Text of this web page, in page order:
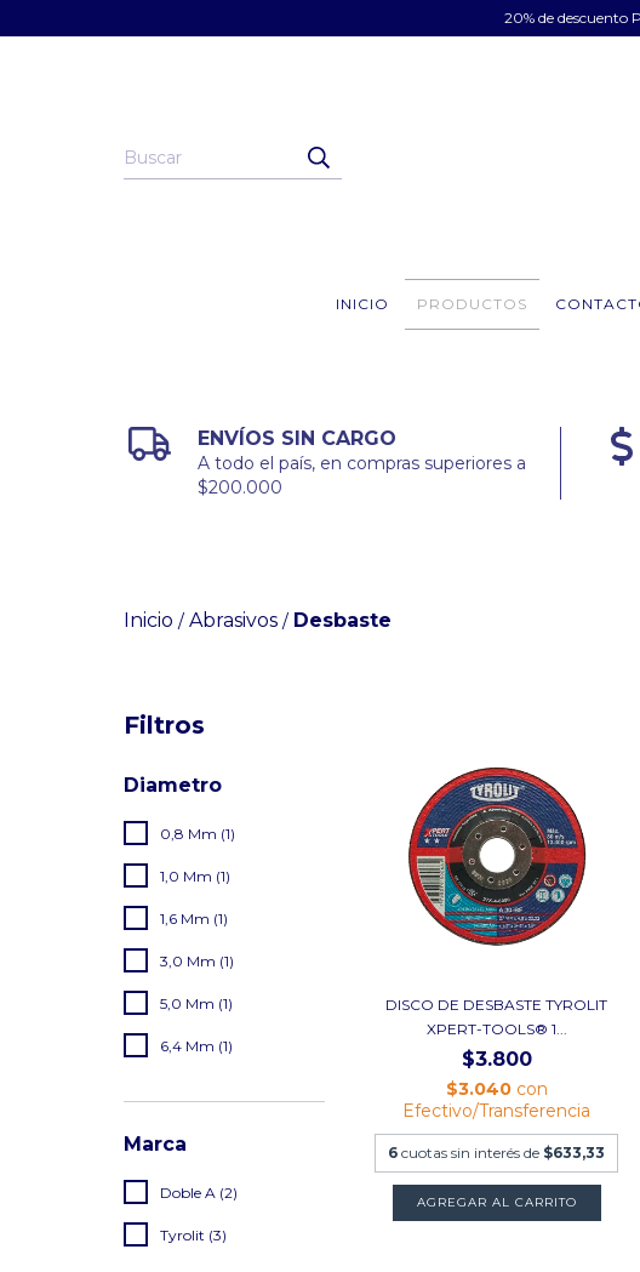
20% de descuento
INICIO PRODUCTOS
ENVÍOS SIN CARGO
A todo el país, en compras superiores a
$200.000
Inicio / Abrasivos / Desbaste
Filtros
Diametro
0,8 Mm (1)
1,0 Mm (1)
1,6 Mm (1)
3,0 Mm (1)
5,0 Mm (1)
6,4 Mm (1)
Marca
Doble A (2)
Tyrolit (3)
DISCO DE DESBASTE TYROLIT
XPERT-TOOLS® 1...
$3.800
$3.040 con
Efectivo/Transferencia
6 cuotas sin interés de $633,33